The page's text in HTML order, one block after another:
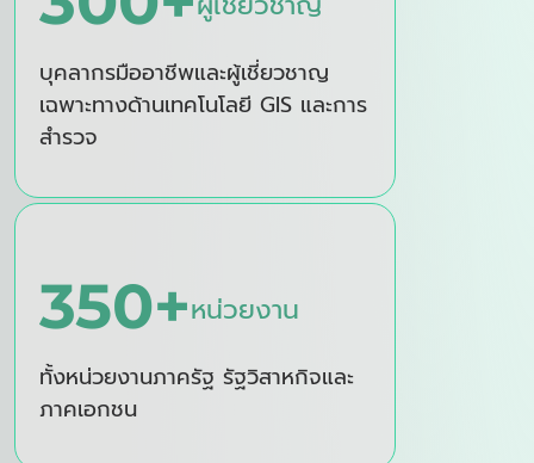
บุคลากรมืออาชีพและผู้เชี่ยวชาญ
เฉพาะทางด้านเทคโนโลยี GIS และการ
สำรวจ
350+หน่วยงาน
ทั้งหน่วยงานภาครัฐ รัฐวิสาหกิจและ
ภาคเอกชน